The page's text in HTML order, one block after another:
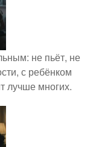
не пьёт, не
с ребёнком
лучше многих.